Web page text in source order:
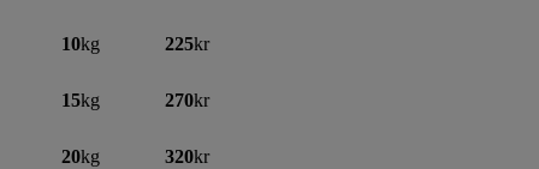
10kg 225kr
15kg 270kr
20kg 320kr